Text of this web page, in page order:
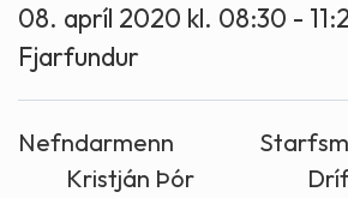
08. apríl 2020 kl. 08:30 -
Fjarfundur
Nefndarmenn
Kristján Þór